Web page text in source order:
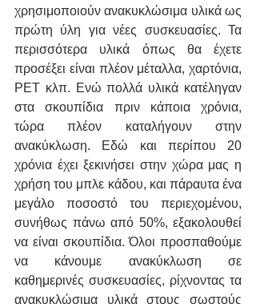
χρησιμοποιούν ανακυκλώσιμα υλικά ως
πρώτη ύλη για νέες συσκευασίες. Τα
περισσότερα υλικά όπως θα έχετε
προσέξει είναι πλέον μέταλλα, χαρτόνια,
PET κλπ. Ενώ πολλά υλικά κατέληγαν
στα σκουπίδια πριν κάποια χρόνια,
τώρα πλέον καταλήγουν στην
ανακύκλωση. Εδώ και περίπου 20
χρόνια έχει ξεκινήσει στην χώρα μας η
χρήση του μπλε κάδου, και πάραυτα ένα
μεγάλο ποσοστό του περιεχομένου,
συνήθως πάνω από 50%, εξακολουθεί
να είναι σκουπίδια. Όλοι προσπαθούμε
να κάνουμε ανακύκλωση σε
καθημερινές συσκευασίες, ρίχνοντας τα
ανακυκλώσιμα υλικά στους σωστούς